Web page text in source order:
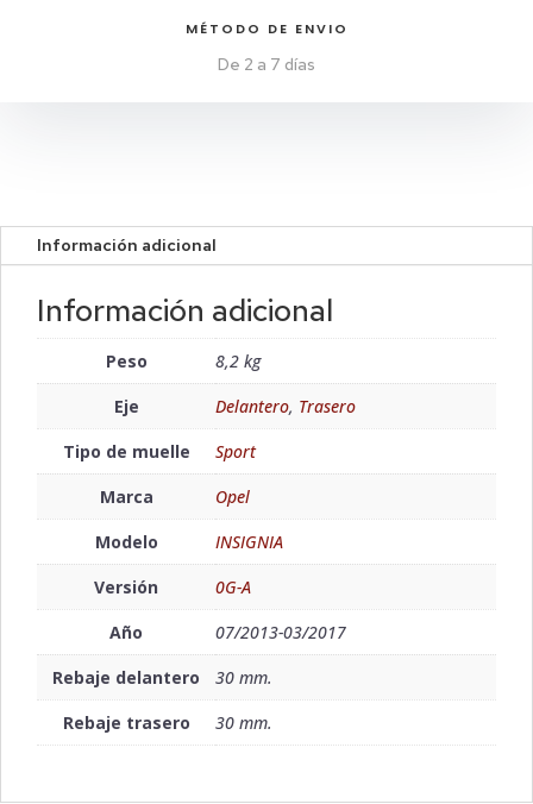
MÉTODO DE ENVIO
De 2 a 7 días
Información adicional
Información adicional
Peso
8,2 kg
Eje
Delantero, Trasero
Tipo de muelle
Sport
Marca
Opel
Modelo
INSIGNIA
Versión
0G-A
Año
07/2013-03/2017
Rebaje delantero
30 mm.
Rebaje trasero
30 mm.